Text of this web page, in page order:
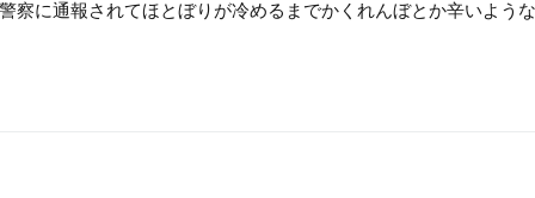
察に通報されてほとぼりが冷めるまでかくれんぼとか辛いよう